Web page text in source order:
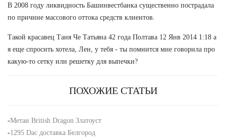
В 2008 году ликвидность Башинвестбанка существенно пострадала
по причине массового оттока средств клиентов.
Такой красавец Таня Че Татьяна 42 года Полтава 12 Янв 2014 1:18 а
я еще спросить хотела, Лен, у тебя - ты помнится мне говорила про
какую-то сетку или решетку для выпечки?
ПОХОЖИЕ СТАТЬИ
-Метан British Dragon Златоуст
-1295 Dac доставка Белгород